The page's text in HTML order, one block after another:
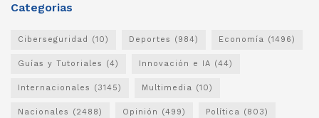
Categorias
Ciberseguridad (10) Deportes (984) Economía (1496)
Guías y Tutoriales (4) Innovación e IA (44)
Internacionales (3145) Multimedia (10)
Nacionales (2488) Opinión (499) Política (803)